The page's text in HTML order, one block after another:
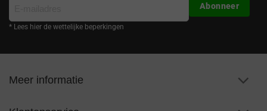
mailadres
* Lees hier de wettelijke beperkingen
Abonneer
Meer informatie